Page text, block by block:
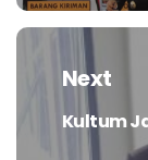
Next
Next
post:
Kultum